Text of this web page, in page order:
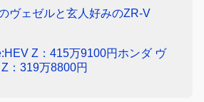
ヴェゼルと玄人好みのZR-V
Z：415万9100円ホンダ ヴ
：319万8800円